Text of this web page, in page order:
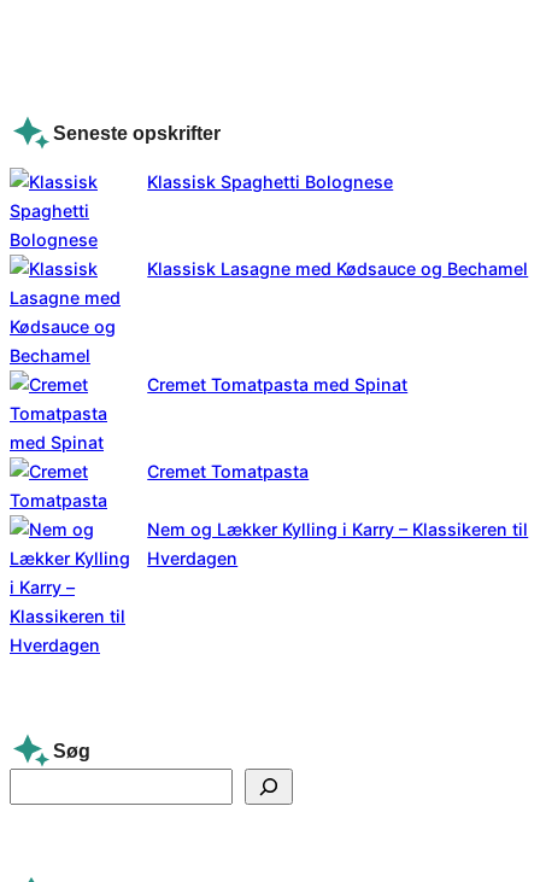
Seneste opskrifter
Klassisk Spaghetti Bolognese
Klassisk Lasagne med Kødsauce og Bechamel
Cremet Tomatpasta med Spinat
Cremet Tomatpasta
Nem og Lækker Kylling i Karry – Klassikeren til
Hverdagen
Søg
e